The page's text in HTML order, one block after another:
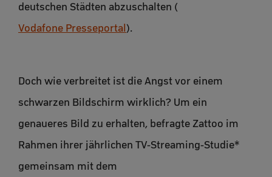
deutschen Städten abzuschalten (
Vodafone Presseportal ).
Doch wie verbreitet ist die Angst vor einem
schwarzen Bildschirm wirklich? Um ein
genaueres Bild zu erhalten, befragte Zattoo im
Rahmen ihrer jährlichen TV-Streaming-Studie*
gemeinsam mit dem